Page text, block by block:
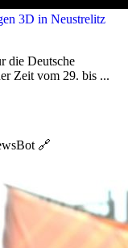
3D in Neustrelitz
die Deutsche
Zeit vom 29. bis ...
🔗